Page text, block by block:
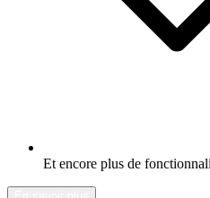
Et encore plus de